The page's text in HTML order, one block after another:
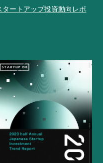
タートアップ投資動向レポ